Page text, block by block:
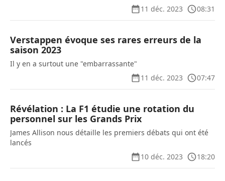
11 déc. 2023
08:31
Verstappen évoque ses rares erreurs de la
saison 2023
Il y en a surtout une "embarrassante"
11 déc. 2023
07:47
Révélation : La F1 étudie une rotation du
personnel sur les Grands Prix
James Allison nous détaille les premiers débats qui ont été
lancés
10 déc. 2023
18:20